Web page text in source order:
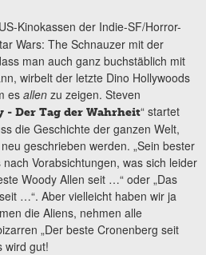
Kinokassen der Indie-SF/Horror-
Wars: The Schnauzer mit der
man auch ganz buchstäblich mit
wirbelt der letzte Dino Hollywoods
es allen zu zeigen. Steven
- Der Tag der Wahrheit“ startet
die Geschichte der ganzen Welt,
geschrieben werden. „Sein bester
Vorabsichtungen, was sich leider
Woody Allen seit …“ oder „Das
…“. Aber vielleicht haben wir ja
die Aliens, nehmen alle
„Der beste Cronenberg seit
wird gut!